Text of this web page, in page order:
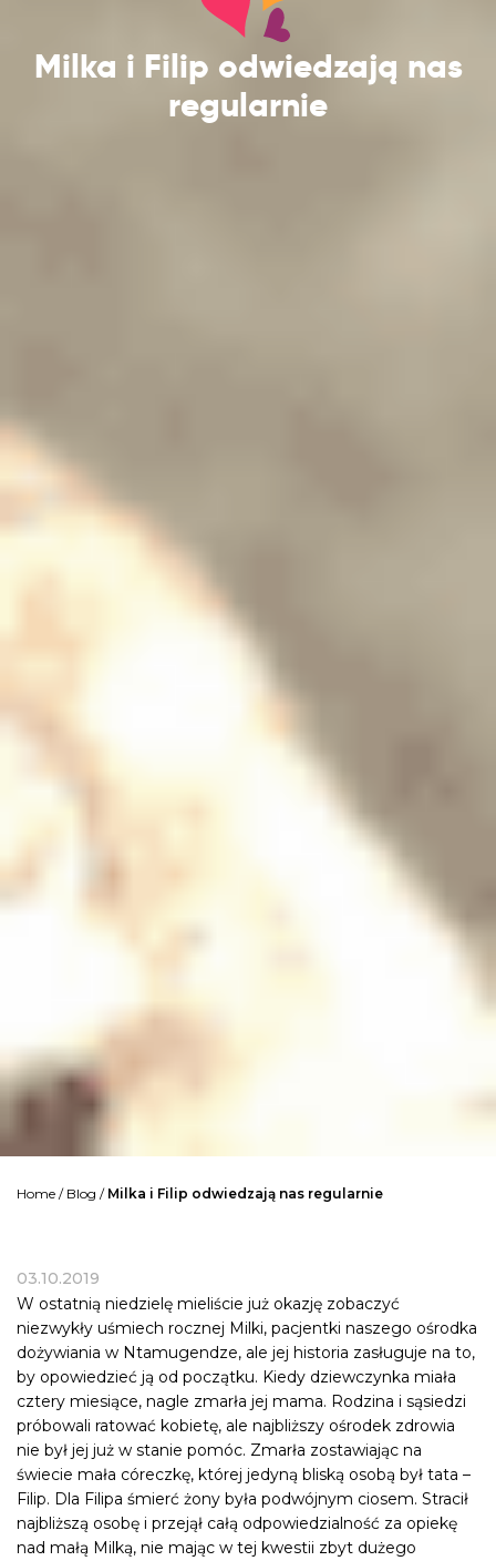
Milka i Filip odwiedzają nas
regularnie
Home / Blog / Milka i Filip odwiedzają nas regularnie
03.10.2019
W ostatnią niedzielę mieliście już okazję zobaczyć
niezwykły uśmiech rocznej Milki, pacjentki naszego ośrodka
dożywiania w Ntamugendze, ale jej historia zasługuje na to,
by opowiedzieć ją od początku. Kiedy dziewczynka miała
cztery miesiące, nagle zmarła jej mama. Rodzina i sąsiedzi
próbowali ratować kobietę, ale najbliższy ośrodek zdrowia
nie był jej już w stanie pomóc. Zmarła zostawiając na
świecie mała córeczkę, której jedyną bliską osobą był tata –
Filip. Dla Filipa śmierć żony była podwójnym ciosem. Stracił
najbliższą osobę i przejął całą odpowiedzialność za opiekę
nad małą Milką, nie mając w tej kwestii zbyt dużego